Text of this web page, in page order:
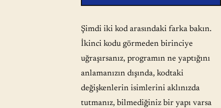
Şimdi iki kod arasındaki farka bakın.
İkinci kodu görmeden birinciye
uğraşırsanız, programın ne yaptığını
anlamanızın dışında, kodtaki
değişkenlerin isimlerini aklınızda
tutmanız, bilmediğiniz bir yapı varsa